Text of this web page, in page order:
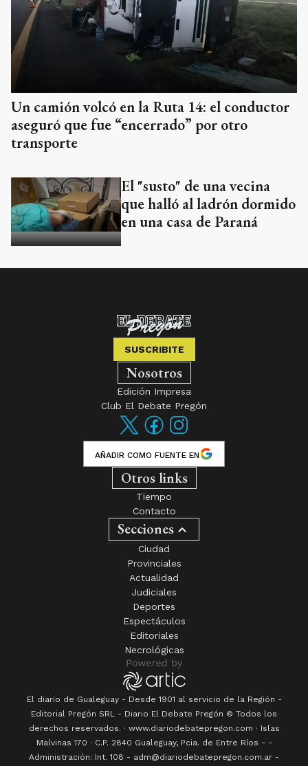
Un camión volcó en la Ruta 14: el conductor
aseguró que fue “encerrado” por otro
transporte
El "susto" de una vecina
que halló al ladrón dormido
en una casa de Paraná
SUSCRIBITE
Nosotros
Edición Impresa
Club El Debate Pregón
AÑADIR COMO FUENTE EN
Otros links
Tiempo
Contacto
Secciones
Ciudad
Provinciales
Actualidad
Judiciales
Deportes
Espectáculos
Editoriales
Necrológicas
El diario de Gualeguay - Desde 1901 al servicio de la Región -
Editorial Pregón SRL
- Diario El Debate Pregón © Todos los
derechos reservados. · www.diariodebatepregon.com · Islas
Malvinas 170 · C.P. 2840 Gualeguay, Pcia. de Entre Ríos - -
Administración: Int. 108 - adm@diariodebatepregon.com.ar -